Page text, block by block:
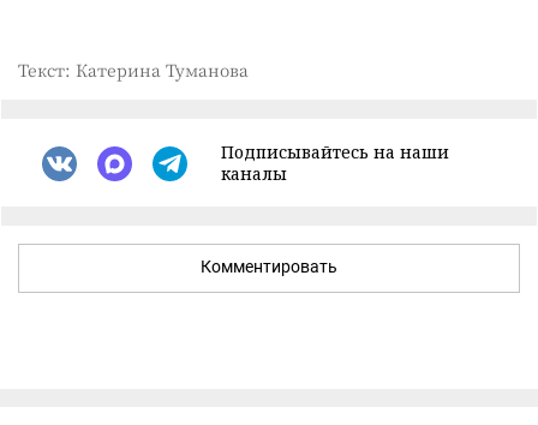
Текст: Катерина Туманова
Подписывайтесь на наши
каналы
Комментировать